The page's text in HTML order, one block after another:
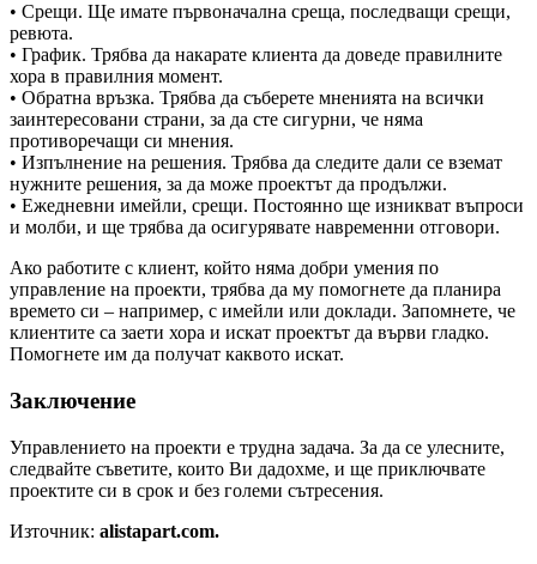
• Срещи. Ще имате първоначална среща, последващи срещи,
ревюта.
• График. Трябва да накарате клиента да доведе правилните
хора в правилния момент.
• Обратна връзка. Трябва да съберете мненията на всички
заинтересовани страни, за да сте сигурни, че няма
противоречащи си мнения.
• Изпълнение на решения. Трябва да следите дали се вземат
нужните решения, за да може проектът да продължи.
• Ежедневни имейли, срещи. Постоянно ще изникват въпроси
и молби, и ще трябва да осигурявате навременни отговори.
Ако работите с клиент, който няма добри умения по
управление на проекти, трябва да му помогнете да планира
времето си – например, с имейли или доклади. Запомнете, че
клиентите са заети хора и искат проектът да върви гладко.
Помогнете им да получат каквото искат.
Заключение
Управлението на проекти е трудна задача. За да се улесните,
следвайте съветите, които Ви дадохме, и ще приключвате
проектите си в срок и без големи сътресения.
Източник: alistapart.com.